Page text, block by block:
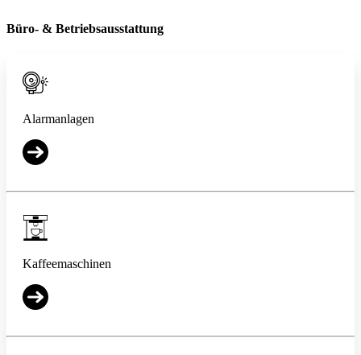
Büro- & Betriebsausstattung
Alarmanlagen
Kaffeemaschinen